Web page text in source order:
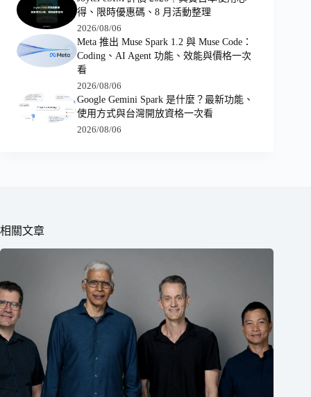
得、限時優惠碼、8 月活動整理
2026/08/06
Meta 推出 Muse Spark 1.2 與 Muse Code：
Coding、AI Agent 功能、效能與價格一次
看
2026/08/06
Google Gemini Spark 是什麼？最新功能、
使用方式與台灣開放資格一次看
2026/08/06
相關文章